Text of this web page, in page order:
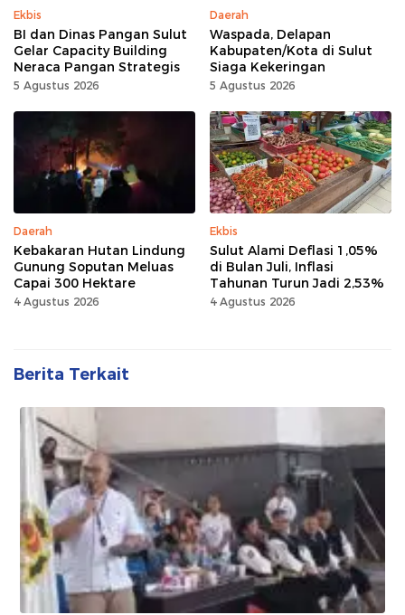
Ekbis
BI dan Dinas Pangan Sulut
Gelar Capacity Building
Neraca Pangan Strategis
5 Agustus 2026
Daerah
Waspada, Delapan
Kabupaten/Kota di Sulut
Siaga Kekeringan
5 Agustus 2026
Daerah
Kebakaran Hutan Lindung
Gunung Soputan Meluas
Capai 300 Hektare
4 Agustus 2026
Ekbis
Sulut Alami Deflasi 1,05%
di Bulan Juli, Inflasi
Tahunan Turun Jadi 2,53%
4 Agustus 2026
Berita Terkait